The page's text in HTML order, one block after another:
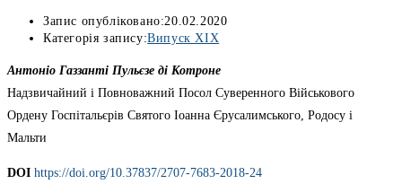
Запис опубліковано:20.02.2020
Категорія запису:Випуск XIX
Антоніо Газзанті Пульєзе ді Котроне
Надзвичайний і Повноважний Посол Суверенного Військового
Ордену Госпітальєрів Святого Іоанна Єрусалимського, Родосу і
Мальти
DOІ https://doi.org/10.37837/2707-7683-2018-24